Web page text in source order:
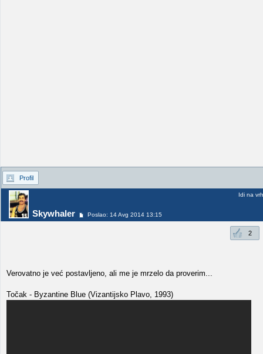
Profil
Skywhaler Poslao: 14 Avg 2014 13:15
Idi na vrh
2
Verovatno je već postavljeno, ali me je mrzelo da proverim...
Točak - Byzantine Blue (Vizantijsko Plavo, 1993)